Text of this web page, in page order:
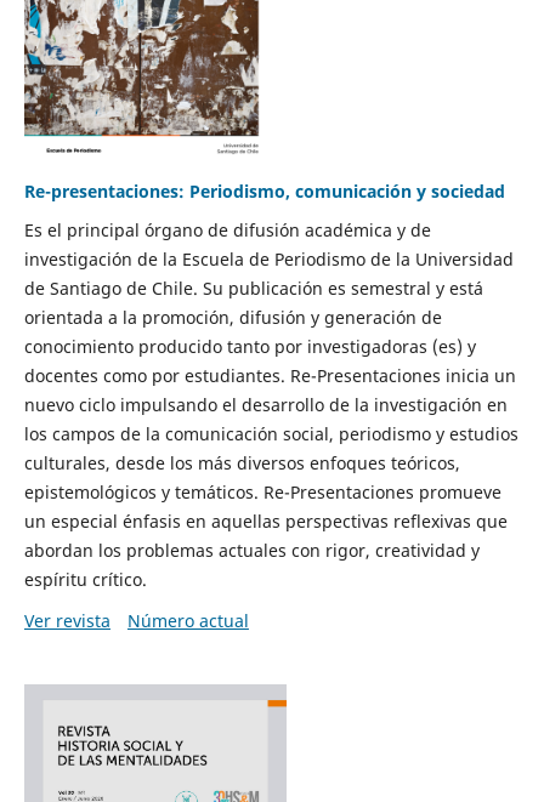
Re-presentaciones: Periodismo, comunicación y sociedad
Es el principal órgano de difusión académica y de
investigación de la Escuela de Periodismo de la Universidad
de Santiago de Chile. Su publicación es semestral y está
orientada a la promoción, difusión y generación de
conocimiento producido tanto por investigadoras (es) y
docentes como por estudiantes. Re-Presentaciones inicia un
nuevo ciclo impulsando el desarrollo de la investigación en
los campos de la comunicación social, periodismo y estudios
culturales, desde los más diversos enfoques teóricos,
epistemológicos y temáticos. Re-Presentaciones promueve
un especial énfasis en aquellas perspectivas reflexivas que
abordan los problemas actuales con rigor, creatividad y
espíritu crítico.
Ver revista
Número actual